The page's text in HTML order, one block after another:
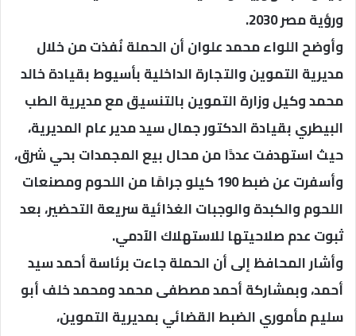
ورؤية مصر 2030.
وأوضح اللواء محمد علوان أن الحملة نُفذت من خلال
مديرية التموين والتجارة الداخلية بأسيوط بقيادة خالد
محمد وكيل وزارة التموين بالتنسيق مع مديرية الطب
البيطري بقيادة الدكتور جمال سيد مدير عام المديرية،
حيث استهدفت عددًا من محال بيع المجمدات بحي شرق،
وأسفرت عن ضبط 190 كيلو جرامًا من اللحوم ومصنعات
اللحوم والكبدة والوجبات الغذائية سريعة التحضير، بعد
ثبوت عدم صلاحيتها للاستهلاك الآدمي.
وأشار المحافظ إلى أن الحملة جاءت برئاسة أحمد سيد
أحمد، وبمشاركة أحمد مصطفى محمد ومحمد خلف أبو
سليم مأموري الضبط القضائي بمديرية التموين،